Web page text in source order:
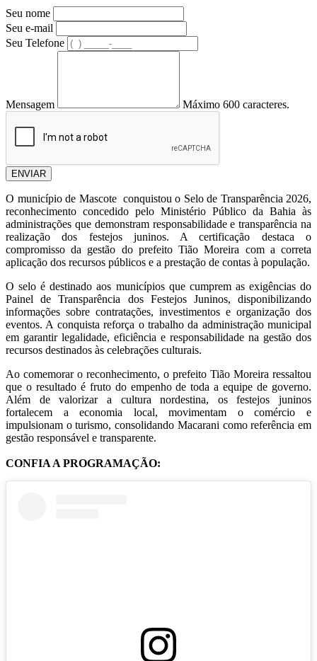
Seu nome
Seu e-mail
Seu Telefone
Mensagem Máximo 600 caracteres.
ENVIAR
O município de Mascote conquistou o Selo de Transparência 2026,
reconhecimento concedido pelo Ministério Público da Bahia às
administrações que demonstram responsabilidade e transparência na
realização dos festejos juninos. A certificação destaca o
compromisso da gestão do prefeito Tião Moreira com a correta
aplicação dos recursos públicos e a prestação de contas à população.
O selo é destinado aos municípios que cumprem as exigências do
Painel de Transparência dos Festejos Juninos, disponibilizando
informações sobre contratações, investimentos e organização dos
eventos. A conquista reforça o trabalho da administração municipal
em garantir legalidade, eficiência e responsabilidade na gestão dos
recursos destinados às celebrações culturais.
Ao comemorar o reconhecimento, o prefeito Tião Moreira ressaltou
que o resultado é fruto do empenho de toda a equipe de governo.
Além de valorizar a cultura nordestina, os festejos juninos
fortalecem a economia local, movimentam o comércio e
impulsionam o turismo, consolidando Macarani como referência em
gestão responsável e transparente.
CONFIA A PROGRAMAÇÃO: